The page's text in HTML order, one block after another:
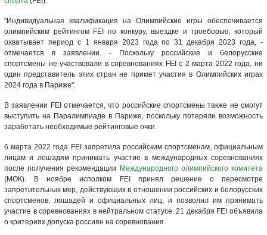
"Индивидуальная квалификация на Олимпийские игры обеспечивается
олимпийским рейтингом FEI по конкуру, выездке и троеборью, который
охватывает период с 1 января 2023 года по 31 декабря 2023 года, -
отмечается в заявлении. - Поскольку российские и белорусские
спортсмены не участвовали в соревнованиях FEI с 2 марта 2022 года, ни
один представитель этих стран не примет участия в Олимпийских играх
2024 года в Париже".
В заявлении FEI отмечается, что российские спортсмены также не смогут
выступить на Паралимпиаде в Париже, поскольку потеряли возможность
заработать необходимые рейтинговые очки.
6 марта 2022 года FEI запретила российским спортсменам, официальным
лицам и лошадям принимать участие в международных соревнованиях
после получения рекомендации
Международного олимпийского комитета
(МОК). В ноябре исполком FEI принял решение о пересмотре
запретительных мер, действующих в отношении российских и белорусских
спортсменов, лошадей и официальных лиц, и позволил им принимать
участие в соревнованиях в нейтральном статусе. 21 декабря FEI объявила
о критериях допуска россиян на соревнования